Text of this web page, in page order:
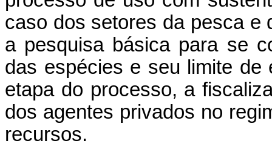
caso dos setores da pesca e
a pesquisa básica para se
das espécies e seu limite de
etapa do processo, a
dos agentes privados no
recursos.